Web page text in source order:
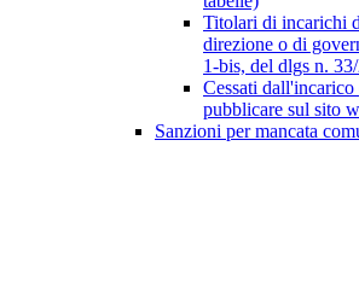
Titolari di incarichi
direzione o di
1-bis, del dlgs n.
Cessati
pubblicare sul sito
Sanzioni per mancata